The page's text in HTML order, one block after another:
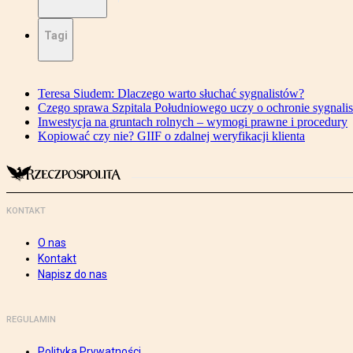
Tagi
Teresa Siudem: Dlaczego warto słuchać sygnalistów?
Czego sprawa Szpitala Południowego uczy o ochronie
Inwestycja na gruntach rolnych – wymogi prawne i procedury
Kopiować czy nie? GIIF o zdalnej weryfikacji klienta
KONTAKT
O nas
Kontakt
Napisz do nas
REGULAMIN